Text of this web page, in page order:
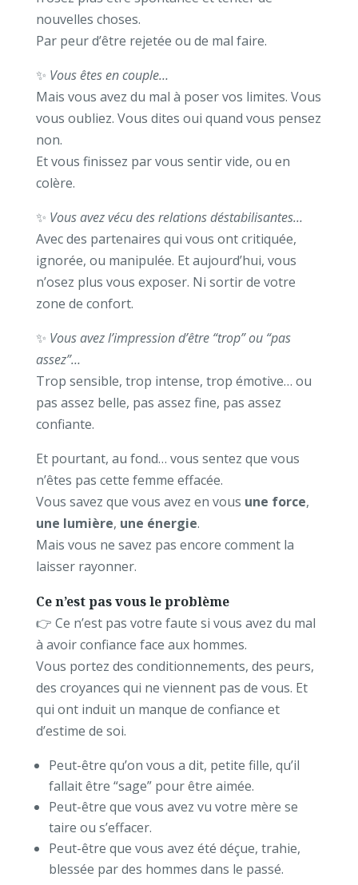
nouvelles choses.
Par peur d’être rejetée ou de mal faire.
✨ Vous êtes en couple…
Mais vous avez du mal à poser vos limites. Vous
vous oubliez. Vous dites oui quand vous pensez
non.
Et vous finissez par vous sentir vide, ou en
colère.
✨ Vous avez vécu des relations déstabilisantes…
Avec des partenaires qui vous ont critiquée,
ignorée, ou manipulée. Et aujourd’hui, vous
n’osez plus vous exposer. Ni sortir de votre
zone de confort.
✨ Vous avez l’impression d’être “trop” ou “pas
assez”…
Trop sensible, trop intense, trop émotive… ou
pas assez belle, pas assez fine, pas assez
confiante.
Et pourtant, au fond… vous sentez que vous
n’êtes pas cette femme effacée.
Vous savez que vous avez en vous une force,
une lumière, une énergie.
Mais vous ne savez pas encore comment la
laisser rayonner.
Ce n’est pas vous le problème
👉 Ce n’est pas votre faute si vous avez du mal
à avoir confiance face aux hommes.
Vous portez des conditionnements, des peurs,
des croyances qui ne viennent pas de vous. Et
qui ont induit un manque de confiance et
d’estime de soi.
Peut-être qu’on vous a dit, petite fille, qu’il
fallait être “sage” pour être aimée.
Peut-être que vous avez vu votre mère se
taire ou s’effacer.
Peut-être que vous avez été déçue, trahie,
blessée par des hommes dans le passé.